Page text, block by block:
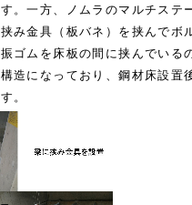
。一方、ノムラのマルチステ
み金具（板バネ）を挟んでボ
ゴムを床板の間に挟んでいる
造になっており、鋼材床設置
。